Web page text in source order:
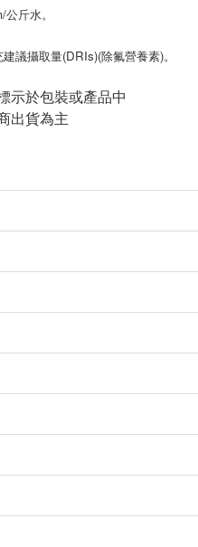
斤水。
議攝取量(DRIs)(除氟營養素)。
示於包裝或產品中
出貨為主